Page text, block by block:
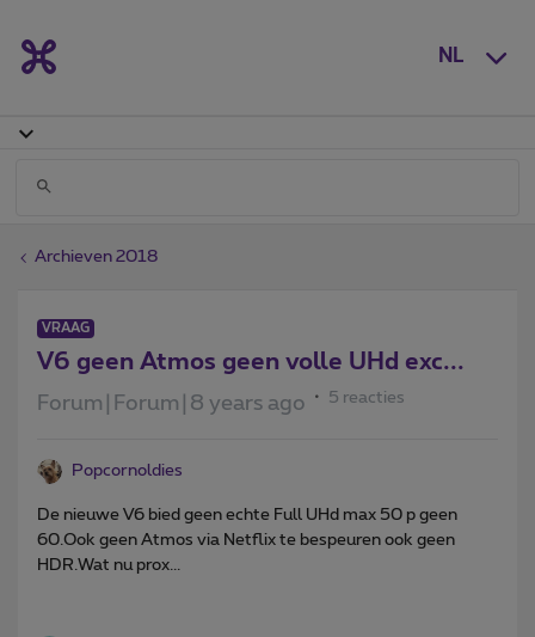
NL
Archieven 2018
VRAAG
V6 geen Atmos geen volle UHd exc...
Forum|Forum|8 years ago 5 reacties
Popcornoldies
De nieuwe V6 bied geen echte Full UHd max 50 p geen
60.Ook geen Atmos via Netflix te bespeuren ook geen
HDR.Wat nu prox...